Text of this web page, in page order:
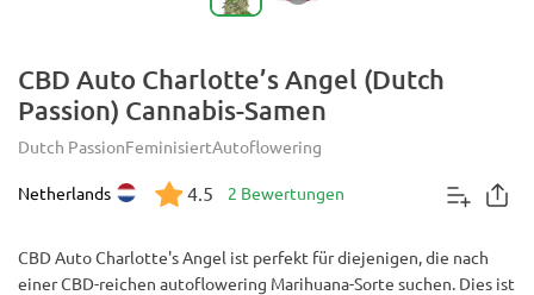
CBD Auto Charlotte’s Angel (Dutch
Passion) Cannabis-Samen
Dutch PassionFeminisiertAutoflowering
Netherlands 4.5 2 Bewertungen
CBD Auto Charlotte's Angel ist perfekt für diejenigen, die nach
einer CBD-reichen autoflowering Marihuana-Sorte suchen. Dies ist